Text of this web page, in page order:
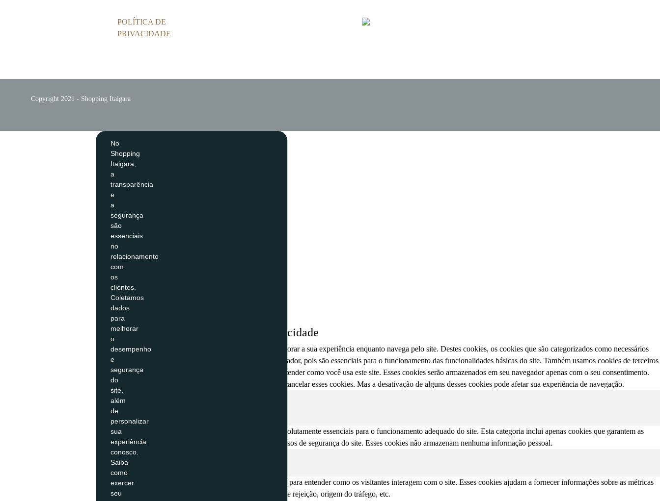
POLÍTICA DE
PRIVACIDADE
Copyright 2021 - Shopping Itaigara
No
Shopping
Itaigara,
a
transparência
e
a
segurança
são
essenciais
no
relacionamento
com
os
clientes.
Coletamos
dados
para
melhorar
o
desempenho
e
segurança
do
site,
além
de
personalizar
sua
experiência
conosco.
Saiba
como
exercer
seu
Visão geral da privacidade
Este site usa cookies para melhorar a sua experiência enquanto navega pelo site. Destes cookies, os cookies que são categorizados como necessários
são armazenados no seu navegador, pois são essenciais para o funcionamento das funcionalidades básicas do site. Também usamos cookies de terceiros
que nos ajudam a analisar e entender como você usa este site. Esses cookies serão armazenados em seu navegador apenas com o seu consentimento.
Você também tem a opção de cancelar esses cookies. Mas a desativação de alguns desses cookies pode afetar sua experiência de navegação.
Os cookies necessários são absolutamente essenciais para o funcionamento adequado do site. Esta categoria inclui apenas cookies que garantem as
funcionalidades básicas e recursos de segurança do site. Esses cookies não armazenam nenhuma informação pessoal.
Cookies estatísticos são usados para entender como os visitantes interagem com o site. Esses cookies ajudam a fornecer informações sobre as métricas
do número de visitantes, taxa de rejeição, origem do tráfego, etc.